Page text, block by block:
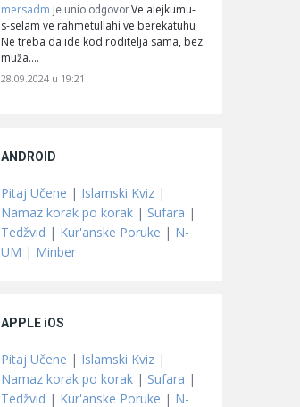
mersadm je unio odgovor Ve alejkumu-
s-selam ve rahmetullahi ve berekatuhu
Ne treba da ide kod roditelja sama, bez
muža.…
28.09.2024 u 19:21
ANDROID
Pitaj Učene | Islamski Kviz |
Namaz korak po korak | Sufara |
Tedžvid | Kur'anske Poruke | N-
UM | Minber
APPLE iOS
Pitaj Učene | Islamski Kviz |
Namaz korak po korak | Sufara |
Tedžvid | Kur'anske Poruke | N-